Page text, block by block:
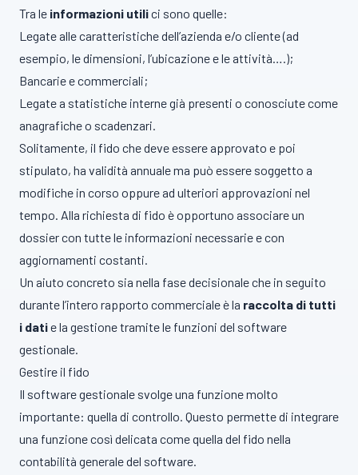
Tra le informazioni utilici sono quelle:
Legate alle caratteristiche dell’azienda e/o cliente (ad
esempio, le dimensioni, l’ubicazione e le attività….);
Bancarie e commerciali;
Legate a statistiche interne già presenti o conosciute come
anagrafiche o scadenzari.
Solitamente, il fido che deve essere approvato e poi
stipulato, ha validità annuale ma può essere soggetto a
modifiche in corso oppure ad ulteriori approvazioni nel
tempo. Alla richiesta di fido è opportuno associare un
dossier con tutte le informazioni necessarie e con
aggiornamenti costanti.
Un aiuto concreto sia nella fase decisionale che in seguito
durante l’intero rapporto commerciale è la raccolta di tutti
i datie la gestione tramite le funzioni del software
gestionale.
Gestire il fido
Il software gestionale svolge una funzione molto
importante: quella di controllo. Questo permette di integrare
una funzione così delicata come quella del fido nella
contabilità generale del software.